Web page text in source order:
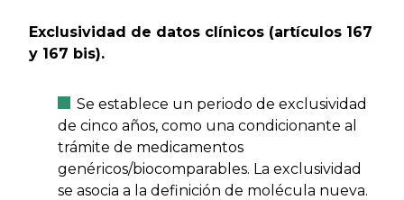
Exclusividad de datos clínicos (artículos 167
y 167 bis).
Se establece un periodo de exclusividad
de cinco años, como una condicionante al
trámite de medicamentos
genéricos/biocomparables. La exclusividad
se asocia a la definición de molécula nueva.